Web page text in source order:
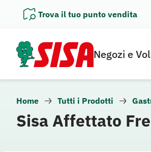
Trova il tuo punto vendita
Negozi e
Home Tutti i Prodotti
Sisa Affettato